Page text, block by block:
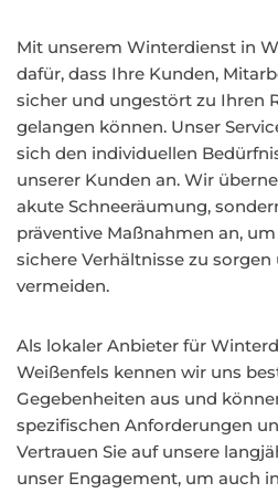
Mit unserem Winterdienst in
dafür, dass Ihre Kunden,
sicher und ungestört zu Ihren
gelangen können. Unser
sich den individuellen
unserer Kunden an. Wir
akute Schneeräumung,
präventive Maßnahmen an,
sichere Verhältnisse zu sorgen
vermeiden.
Als lokaler Anbieter für
Weißenfels kennen wir uns
Gegebenheiten aus und
spezifischen Anforderungen
Vertrauen Sie auf unsere
unser Engagement, um auch